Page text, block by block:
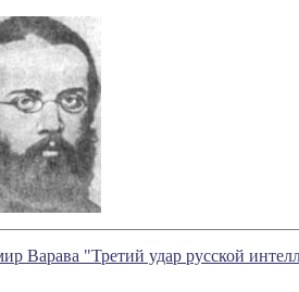
Варава "Третий удар русской